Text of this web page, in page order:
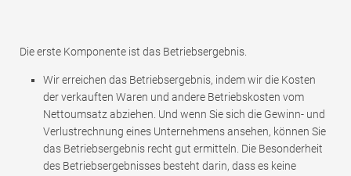
Die erste Komponente ist das Betriebsergebnis.
Wir erreichen das Betriebsergebnis, indem wir die Kosten
der verkauften Waren und andere Betriebskosten vom
Nettoumsatz abziehen. Und wenn Sie sich die Gewinn- und
Verlustrechnung eines Unternehmens ansehen, können Sie
das Betriebsergebnis recht gut ermitteln. Die Besonderheit
des Betriebsergebnisses besteht darin, dass es keine